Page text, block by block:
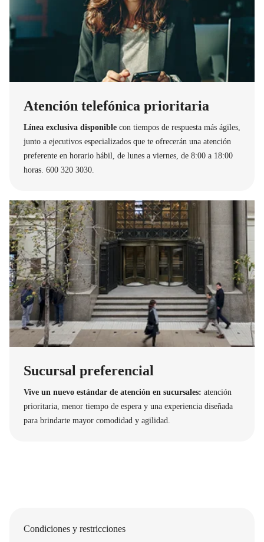
Atención telefónica prioritaria
Línea exclusiva disponible con tiempos de respuesta más ágiles,
junto a ejecutivos especializados que te ofrecerán una atención
preferente en horario hábil, de lunes a viernes, de 8:00 a 18:00
horas. 600 320 3030.
Sucursal preferencial
Vive un nuevo estándar de atención en sucursales: atención
prioritaria, menor tiempo de espera y una experiencia diseñada
para brindarte mayor comodidad y agilidad.
Condiciones y restricciones